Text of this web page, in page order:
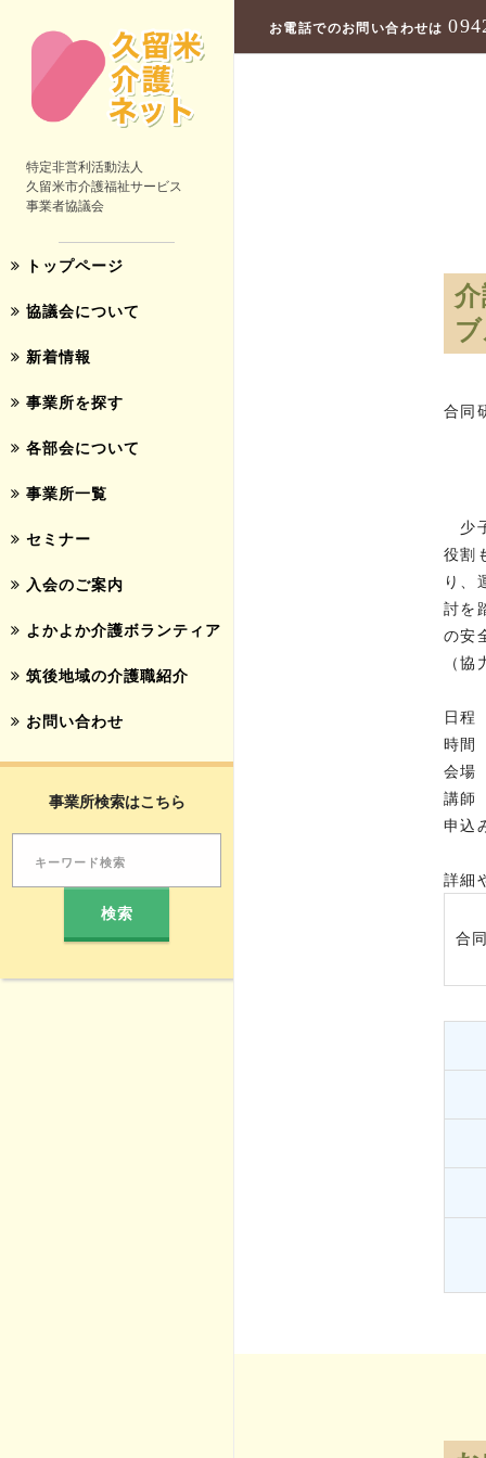
特定非営利活動法人
久留米市介護福祉サービス
事業者協議会
トップページ
協議会について
新着情報
事業所を探す
各部会について
事業所一覧
セミナー
入会のご案内
よかよか介護ボランティア
筑後地域の介護職紹介
お問い合わせ
事業所検索はこちら
お電話でのお問い合わせは
合同
少
役割
り、
討を
の安
（
日
時間
会場
講師
申込
詳細
合